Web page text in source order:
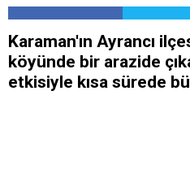
Karaman'ın Ayrancı
köyünde bir arazide
etkisiyle kısa sürede